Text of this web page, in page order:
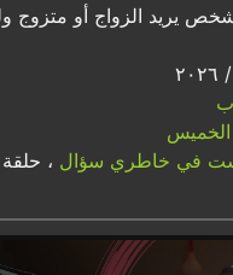
يريد الزواج أو متزوج
في خاطري سؤال ، حلقة